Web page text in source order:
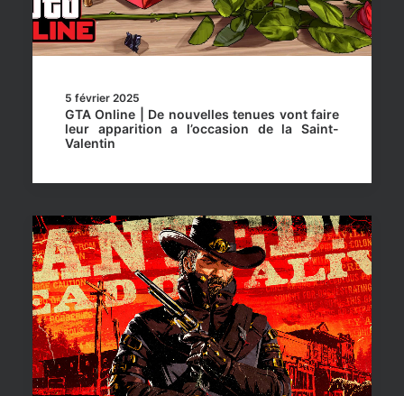
5 février 2025
GTA Online | De nouvelles tenues vont faire
leur apparition a l’occasion de la Saint-
Valentin